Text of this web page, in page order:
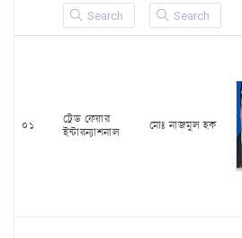
০১
ট্রেড ফেয়ার
ইন্টারন্যাশনাল
মোঃ নাজমুল হক